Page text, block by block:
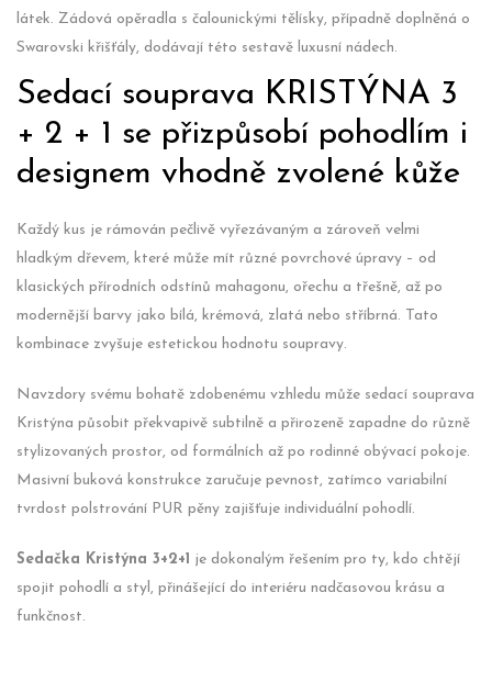
látek. Zádová opěradla s čalounickými tělísky, případně doplněná o
Swarovski křišťály, dodávají této sestavě luxusní nádech.
Sedací souprava KRISTÝNA 3
+ 2 + 1 se přizpůsobí pohodlím i
designem vhodně zvolené kůže
Každý kus je rámován pečlivě vyřezávaným a zároveň velmi
hladkým dřevem, které může mít různé povrchové úpravy – od
klasických přírodních odstínů mahagonu, ořechu a třešně, až po
modernější barvy jako bílá, krémová, zlatá nebo stříbrná. Tato
kombinace zvyšuje estetickou hodnotu soupravy.
Navzdory svému bohatě zdobenému vzhledu může sedací souprava
Kristýna působit překvapivě subtilně a přirozeně zapadne do různě
stylizovaných prostor, od formálních až po rodinné obývací pokoje.
Masivní buková konstrukce zaručuje pevnost, zatímco variabilní
tvrdost polstrování PUR pěny zajišťuje individuální pohodlí.
Sedačka Kristýna 3+2+1 je dokonalým řešením pro ty, kdo chtějí
spojit pohodlí a styl, přinášející do interiéru nadčasovou krásu a
funkčnost.